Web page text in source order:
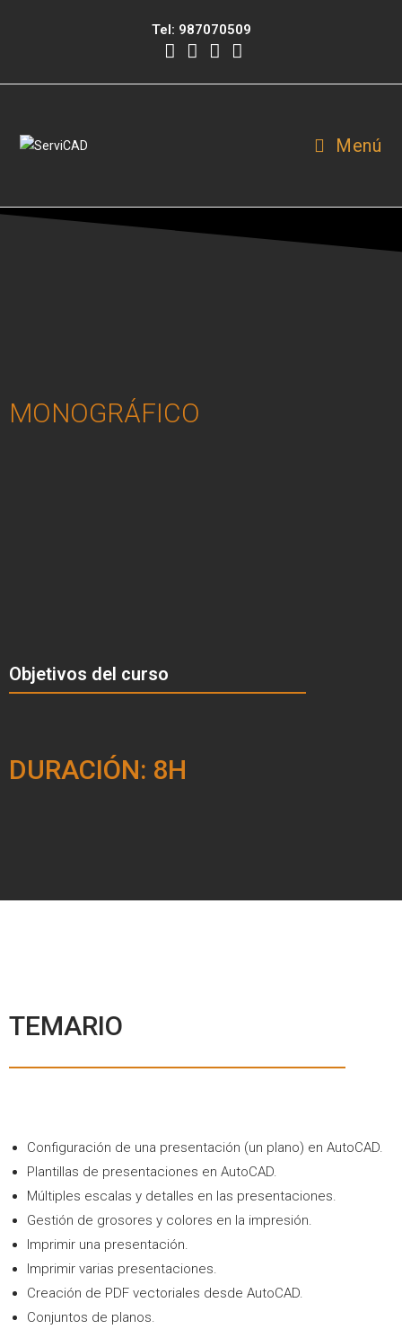
Tel: 987070509
Menú
MONOGRÁFICO
Objetivos del curso
DURACIÓN: 8H
TEMARIO
Configuración de una presentación (un plano) en AutoCAD.
Plantillas de presentaciones en AutoCAD.
Múltiples escalas y detalles en las presentaciones.
Gestión de grosores y colores en la impresión.
Imprimir una presentación.
Imprimir varias presentaciones.
Creación de PDF vectoriales desde AutoCAD.
Conjuntos de planos.